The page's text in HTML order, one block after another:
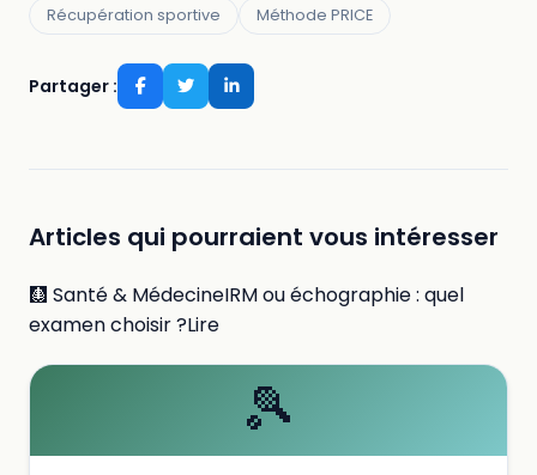
Récupération sportive
Méthode PRICE
Partager :
Articles qui pourraient vous intéresser
🩻 Santé & MédecineIRM ou échographie : quel
examen choisir ?Lire
🎾